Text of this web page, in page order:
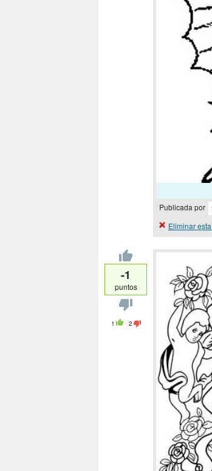
Publicada por
Eliminar
-1
puntos
1 2